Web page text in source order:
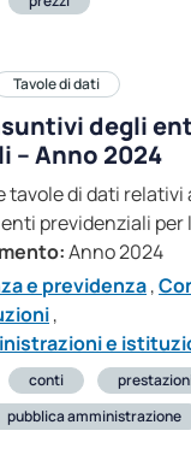
Tavole di dati
degli
– Anno 2024
tavole di dati relativi
previdenziali per
Anno 2024
e previdenza,
,
e
conti
pubblica amministrazione